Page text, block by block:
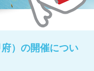
）の開催につい